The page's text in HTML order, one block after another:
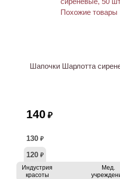
Шапочки Шарлотта
140 ₽
130 ₽
120 ₽
Индустрия
красоты
Мед.